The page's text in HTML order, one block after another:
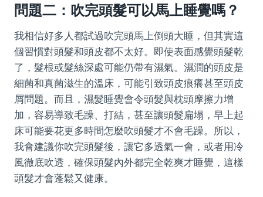
問題二：吹完頭髮可以馬上睡覺嗎？
我相信好多人都試過吹完頭馬上倒頭大睡，但其實這
個習慣對頭髮和頭皮都不太好。即使表面感覺頭髮乾
了，髮根或髮絲深處可能仍帶有濕氣。濕潤的頭皮是
細菌和真菌滋生的溫床，可能引致頭皮痕癢甚至頭皮
屑問題。而且，濕髮睡覺會令頭髮與枕頭摩擦力增
加，容易導致毛躁、打結，甚至讓頭髮扁塌，早上起
床可能要花更多時間怎麼吹頭髮才不會毛躁。所以，
我會建議你吹完頭髮後，讓它多透氣一會，或者用冷
風徹底吹透，確保頭髮內外都完全乾爽才睡覺，這樣
頭髮才會蓬鬆又健康。